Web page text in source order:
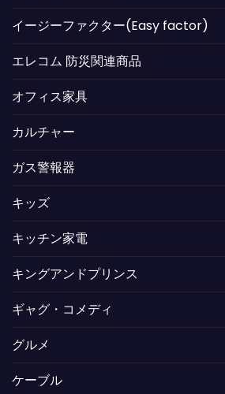
イージーファクター(Easy factor)
エレコム 防災関連商品
オフィス家具
カルチャー
ガス警報器
キッズ
キッチン家電
キングアンドプリンス
ギャグ・コメディ
グルメ
ケーブル